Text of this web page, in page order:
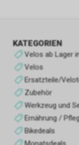
KATEGORIEN
Velos ab Lager
Velos
Ersatzteile/
Zubehör
Werkzeug und
Ernährung /
Bikedeals
über die
werden. Sie können
Werbeflächen
wenn sie
Dritten sammeln,
das Surferlebnis des